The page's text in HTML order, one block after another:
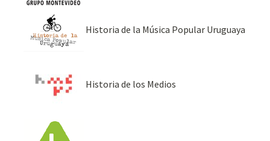
Historia de la Música Popular Uruguaya
Historia de los Medios